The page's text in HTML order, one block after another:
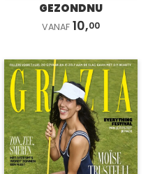
GEZONDNU
VANAF 10,00